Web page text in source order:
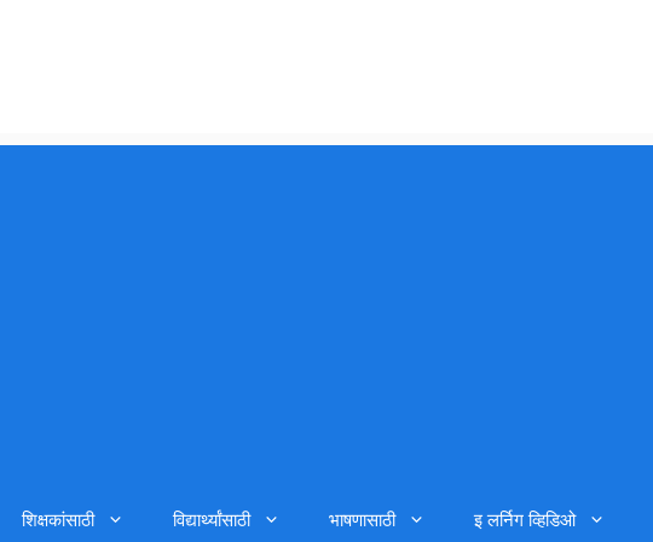
शिक्षकांसाठी विद्यार्थ्यांसाठी भाषणासाठी इ लर्निग व्हिडिओ